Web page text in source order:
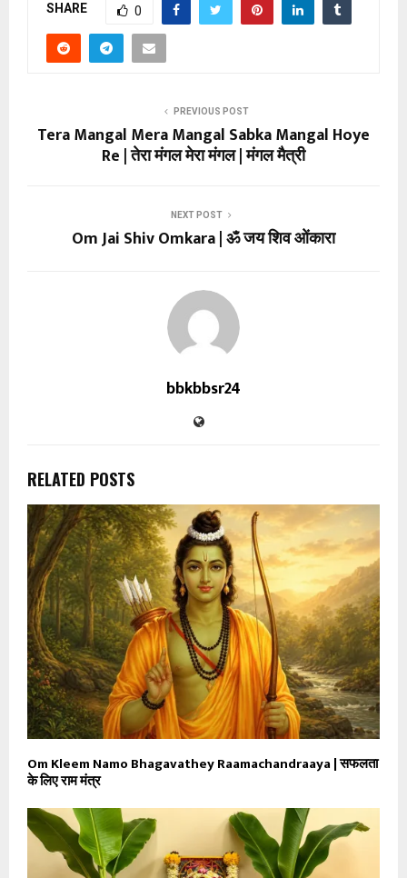
SHARE 0
PREVIOUS POST
Tera Mangal Mera Mangal Sabka Mangal Hoye
Re | तेरा मंगल मेरा मंगल | मंगल मैत्री
NEXT POST
Om Jai Shiv Omkara | ॐ जय शिव ओंकारा
bbkbbsr24
RELATED POSTS
Om Kleem Namo Bhagavathey Raamachandraaya | सफलता
के लिए राम मंत्र